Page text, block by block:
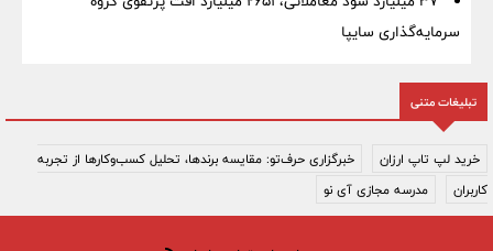
سرمایه‌گذاری سایپا
تبلیغات متنی
خرید لپ تاپ ارزان
خبرگزاری حرف‌تو: مقایسه برندها، تحلیل کسب‌وکارها از تجربه
کاربران
مدرسه مجازی آی نو